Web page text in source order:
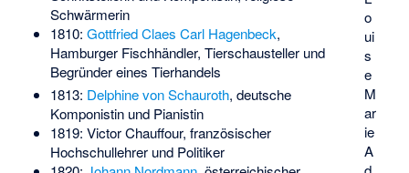
o
ui
s
e
M
ar
ie
A
Schwärmerin
1810: Gottfried Claes Carl Hagenbeck,
Hamburger Fischhändler, Tierschausteller und
Begründer eines Tierhandels
1813: Delphine von Schauroth, deutsche
Komponistin und Pianistin
1819: Victor Chauffour, französischer
Hochschullehrer und Politiker